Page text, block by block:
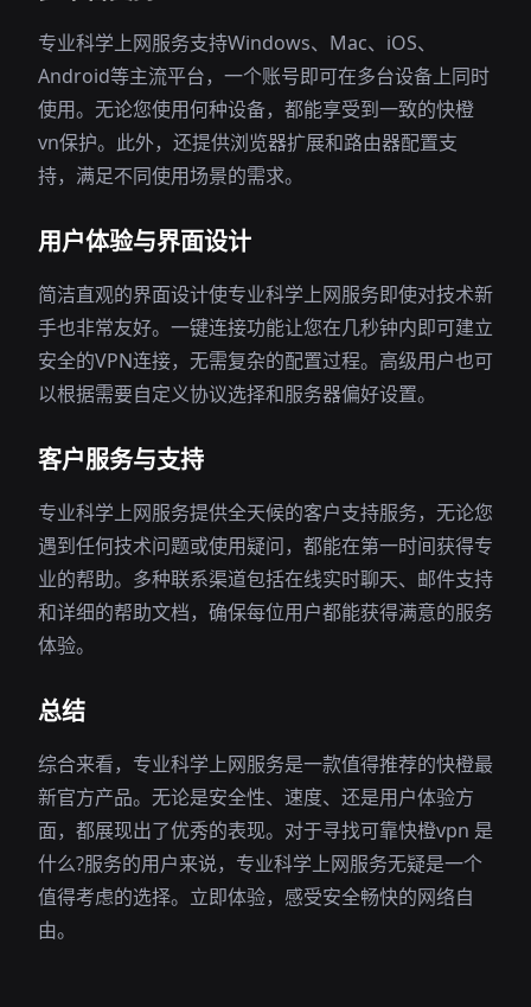
专业科学上网服务支持Windows、Mac、iOS、
Android等主流平台，一个账号即可在多台设备上同时
使用。无论您使用何种设备，都能享受到一致的快橙
vn保护。此外，还提供浏览器扩展和路由器配置支
持，满足不同使用场景的需求。
用户体验与界面设计
简洁直观的界面设计使专业科学上网服务即使对技术新
手也非常友好。一键连接功能让您在几秒钟内即可建立
安全的VPN连接，无需复杂的配置过程。高级用户也可
以根据需要自定义协议选择和服务器偏好设置。
客户服务与支持
专业科学上网服务提供全天候的客户支持服务，无论您
遇到任何技术问题或使用疑问，都能在第一时间获得专
业的帮助。多种联系渠道包括在线实时聊天、邮件支持
和详细的帮助文档，确保每位用户都能获得满意的服务
体验。
总结
综合来看，专业科学上网服务是一款值得推荐的快橙最
新官方产品。无论是安全性、速度、还是用户体验方
面，都展现出了优秀的表现。对于寻找可靠快橙vpn 是
什么?服务的用户来说，专业科学上网服务无疑是一个
值得考虑的选择。立即体验，感受安全畅快的网络自
由。